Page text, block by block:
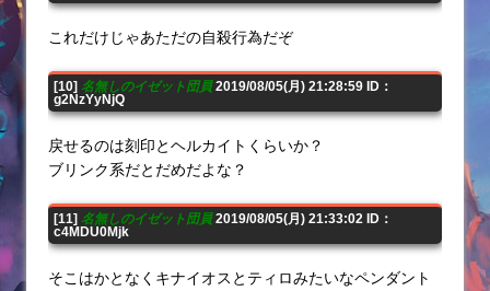
これだけじゃあただの自殺行為だぞ
[10] 名無しのイゼット団員2019/08/05(月) 21:28:59 ID：
g2NzYyNjQ
戻せるのは刻印とヘルカイトくらいか？
ブリンク系だとだめだよな？
[11] 名無しのイゼット団員2019/08/05(月) 21:33:02 ID：
c4MDU0Mjk
そこはかとなくキナイオスとティロみたいなペンダント